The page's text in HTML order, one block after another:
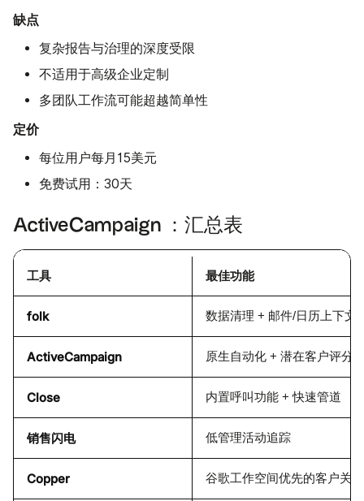
缺点
复杂报告与治理的深度受限
不适用于高级企业定制
多团队工作流可能超越简单性
定价
每位用户每月15美元
免费试用：30天
ActiveCampaign ：汇总表
工具 最佳功能
folk 数据清理 + 邮件/日历上下文
ActiveCampaign 原生自动化 + 潜在客户评分
Close 内置呼叫功能 + 快速管道
销售闪电 低管理活动追踪
Copper 谷歌工作空间优先的客户关